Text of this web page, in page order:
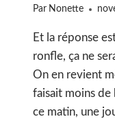
Par Nonette
Et la réponse
ronfle, ça ne
On en revient
faisait moins de
ce matin, une